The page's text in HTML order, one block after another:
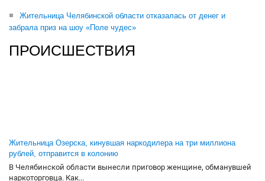
Жительница Челябинской области отказалась от денег и
забрала приз на шоу «Поле чудес»
ПРОИСШЕСТВИЯ
Жительница Озерска, кинувшая наркодилера на три миллиона
рублей, отправится в колонию
В Челябинской области вынесли приговор женщине, обманувшей
наркоторговца. Как...